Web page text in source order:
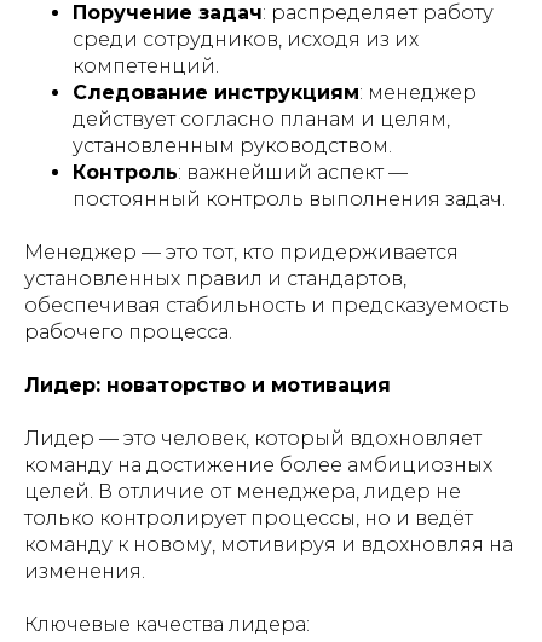
Поручение задач: распределяет работу
среди сотрудников, исходя из их
компетенций.
Следование инструкциям: менеджер
действует согласно планам и целям,
установленным руководством.
Контроль: важнейший аспект —
постоянный контроль выполнения задач.
Менеджер — это тот, кто придерживается
установленных правил и стандартов,
обеспечивая стабильность и предсказуемость
рабочего процесса.
Лидер: новаторство и мотивация
Лидер — это человек, который вдохновляет
команду на достижение более амбициозных
целей. В отличие от менеджера, лидер не
только контролирует процессы, но и ведёт
команду к новому, мотивируя и вдохновляя на
изменения.
Ключевые качества лидера: